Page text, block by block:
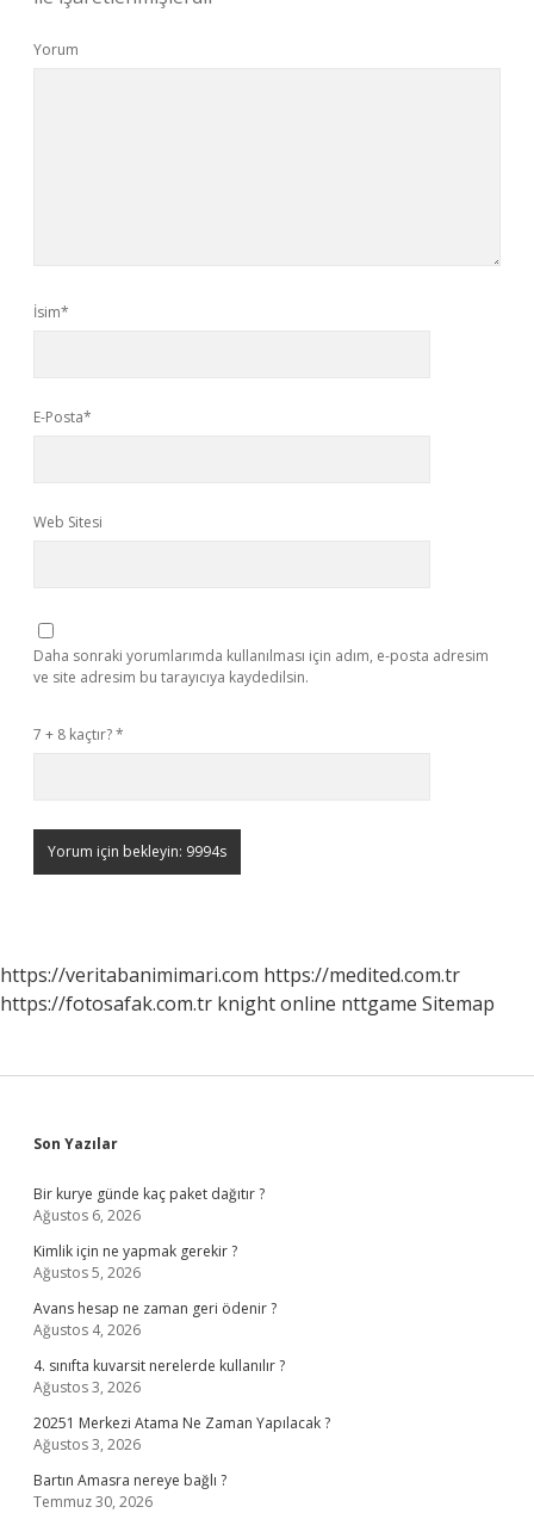
Yorum
İsim*
E-Posta*
Web Sitesi
Daha sonraki yorumlarımda kullanılması için adım, e-posta adresim
ve site adresim bu tarayıcıya kaydedilsin.
7 + 8 kaçtır?*
https://veritabanimimari.com https://medited.com.tr
https://fotosafak.com.tr knight online nttgame Sitemap
Sidebar
Son Yazılar
Bir kurye günde kaç paket dağıtır ?
Ağustos 6, 2026
Kimlik için ne yapmak gerekir ?
Ağustos 5, 2026
Avans hesap ne zaman geri ödenir ?
Ağustos 4, 2026
4. sınıfta kuvarsit nerelerde kullanılır ?
Ağustos 3, 2026
20251 Merkezi Atama Ne Zaman Yapılacak ?
Ağustos 3, 2026
Bartın Amasra nereye bağlı ?
Temmuz 30, 2026